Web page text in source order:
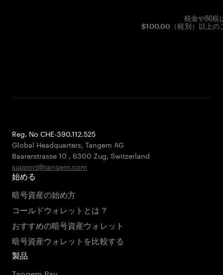
税金や関税
$100.00（税別）以上の
Reg. No CHE-390.112.525
Global Headquarters, Tangem AG
Baarerstrasse 10 , 6300 Zug, Switzerland
support@tangem.com
始める
暗号資産の始め方
コールドウォレットとは？
おすすめの暗号資産ウォレット
暗号資産ウォレットを比較する
製品